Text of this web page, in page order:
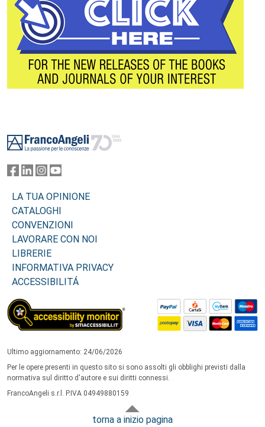
LA TUA OPINIONE
CATALOGHI
CONVENZIONI
LAVORARE CON NOI
LIBRERIE
INFORMATIVA PRIVACY
ACCESSIBILITÁ
Ultimo aggiornamento: 24/06/2026
Per le opere presenti in questo sito si sono assolti gli obblighi previsti dalla
normativa sul diritto d'autore e sui diritti connessi.
FrancoAngeli s.r.l. P.IVA 04949880159
torna a inizio pagina